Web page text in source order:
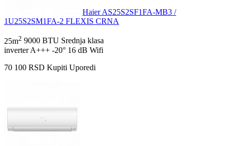
Haier AS25S2SF1FA-MB3 /
1U25S2SM1FA-2 FLEXIS CRNA
25m2 9000 BTU Srednja klasa
inverter A+++ -20° 16 dB Wifi
70 100 RSD Kupiti Uporedi